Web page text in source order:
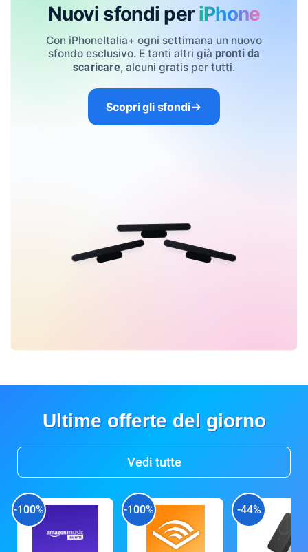
Nuovi sfondi per iPhone
Con iPhoneItalia+ ogni settimana un nuovo
sfondo esclusivo. E tanti altri già pronti da
scaricare, alcuni gratis per tutti.
Scopri gli sfondi
Ultime offerte del giorno
Vedi tutte
-100% -100% -44%